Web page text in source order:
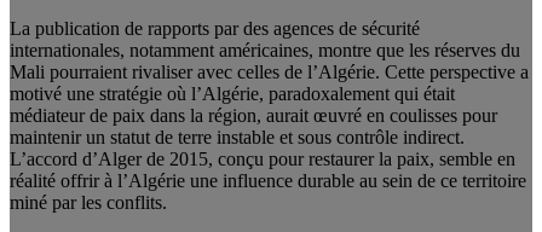
La publication de rapports par des agences de sécurité
internationales, notamment américaines, montre que les réserves du
Mali pourraient rivaliser avec celles de l’Algérie. Cette perspective a
motivé une stratégie où l’Algérie, paradoxalement qui était
médiateur de paix dans la région, aurait œuvré en coulisses pour
maintenir un statut de terre instable et sous contrôle indirect.
L’accord d’Alger de 2015, conçu pour restaurer la paix, semble en
réalité offrir à l’Algérie une influence durable au sein de ce territoire
miné par les conflits.